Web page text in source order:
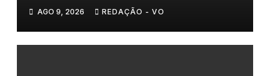
AGO 9, 2026 REDAÇÃO - VO